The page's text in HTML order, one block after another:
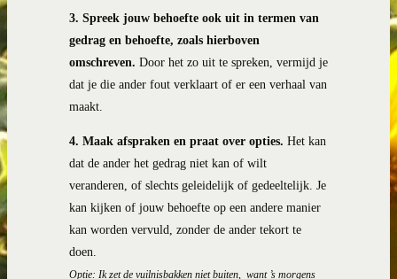
3. Spreek jouw behoefte ook uit in termen van
gedrag en behoefte, zoals hierboven
omschreven. Door het zo uit te spreken, vermijd je
dat je die ander fout verklaart of er een verhaal van
maakt.
4. Maak afspraken en praat over opties. Het kan
dat de ander het gedrag niet kan of wilt
veranderen, of slechts geleidelijk of gedeeltelijk. Je
kan kijken of jouw behoefte op een andere manier
kan worden vervuld, zonder de ander tekort te
doen.
Optie: Ik zet de vuilnisbakken niet buiten,
want ’s morgens